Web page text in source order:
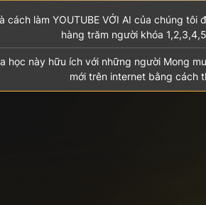
cách làm YOUTUBE VỚI AI của chúng tôi
hàng trăm người khóa
học này hữu ích với những người Mong
mới trên internet bằng cách